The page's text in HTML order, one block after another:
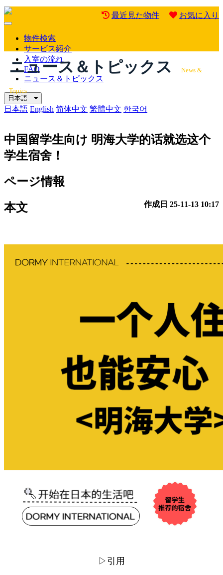
最近見た物件 お気に入り
Mobile
物件検索
サービス紹介
入室の流れ
FAQ
ニュース＆トピックス
日本語
日本語 English 简体中文 繁體中文 한국어
ニュース＆トピックス News &
Topics
中国留学生向け 明海大学的话就选这个
学生宿舍！
ページ情報
作成日 25-11-13 10:17
本文
▷引用